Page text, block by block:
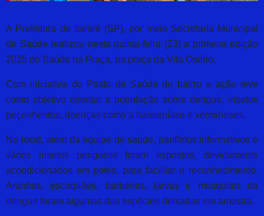
A Prefeitura de Itararé (SP), por meio Secretaria Municipal
de Saúde realizou nesta quinta-feira (23) a primeira edição
2025 do Saúde na Praça, na praça da Vila Osório.
Com iniciativa do Posto de Saúde do bairro a ação teve
como objetivo orientar a população sobre dengue, insetos
peçonhentos, doenças como a hanseníase e verminoses.
No local, além da equipe de saúde, panfletos informativos e
vários insetos perigosos foram expostos, devidamente
acondicionados em potes, para facilitar o reconhecimento.
Aranhas, escorpiões, barbeiros, larvas e mosquitos da
dengue foram algumas das espécies deixadas em amostra.